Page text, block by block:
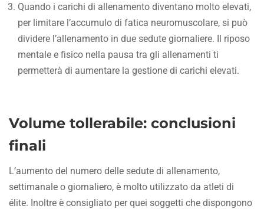
Quando i carichi di allenamento diventano molto elevati,
per limitare l’accumulo di fatica neuromuscolare, si può
dividere l’allenamento in due sedute giornaliere. Il riposo
mentale e fisico nella pausa tra gli allenamenti ti
permetterà di aumentare la gestione di carichi elevati.
Volume tollerabile: conclusioni
finali
L’aumento del numero delle sedute di allenamento,
settimanale o giornaliero, è molto utilizzato da atleti di
élite. Inoltre è consigliato per quei soggetti che dispongono